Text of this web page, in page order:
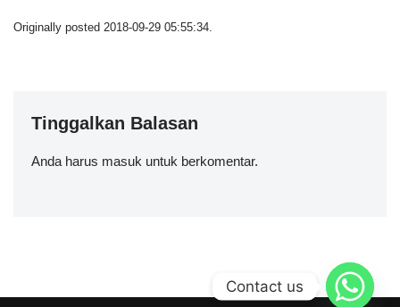
Originally posted 2018-09-29 05:55:34.
Tinggalkan Balasan
Anda harus masuk untuk berkomentar.
Contact us